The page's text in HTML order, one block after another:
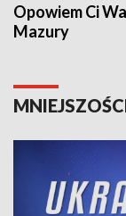
Opowiem Ci
Mazury